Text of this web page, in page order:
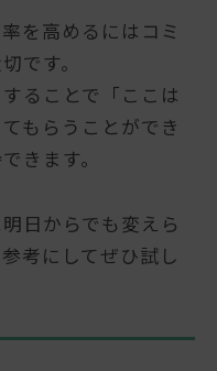
を高めるにはコミ
です。
ることで「ここは
もらうことができ
きます。
日からでも変えら
考にしてぜひ試し